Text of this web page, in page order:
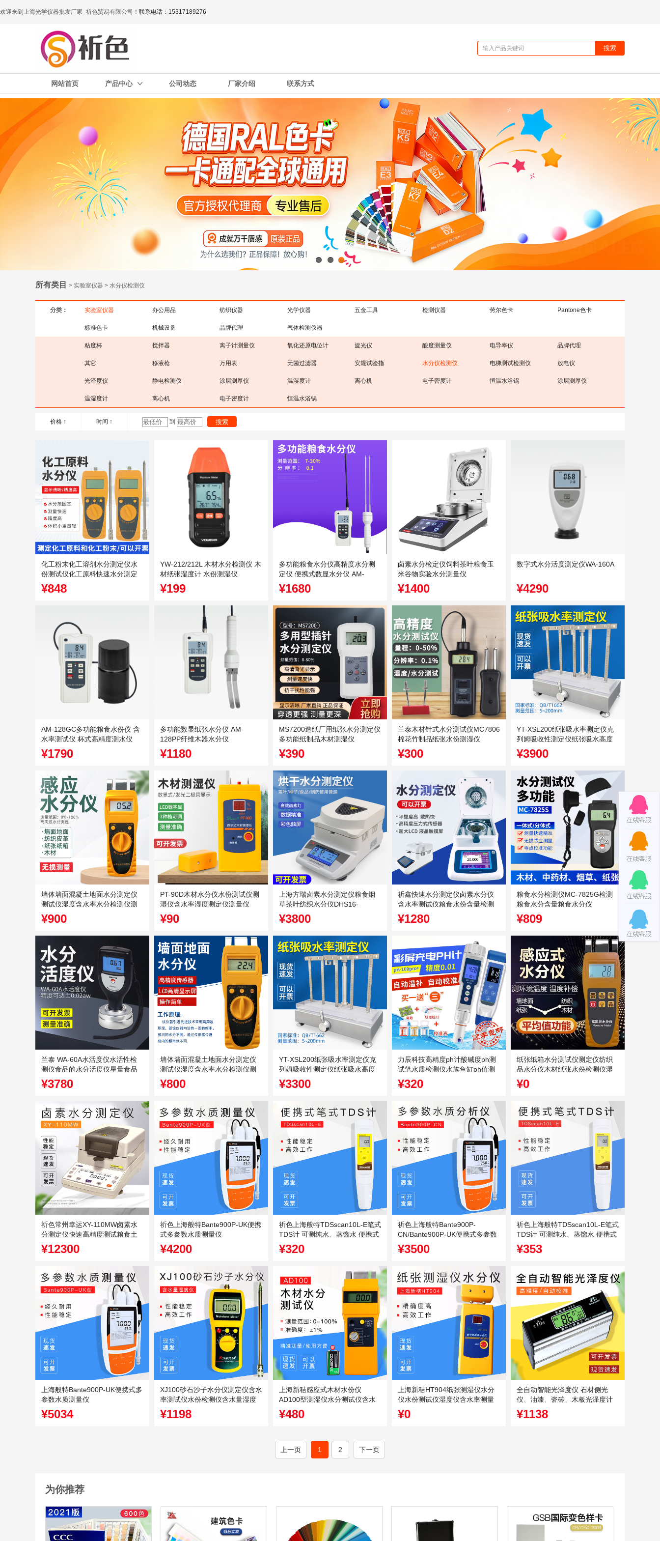
欢迎来到上海光学仪器批发厂家_祈色贸易有限公司！ 联系电话：15317189276
网站首页 产品中心 公司动态 厂家介绍 联系方式
所有类目 > 实验室仪器 > 水分仪检测仪
分类： 实验室仪器 办公用品 纺织仪器 光学仪器 五金工具 检测仪器 劳尔色卡 Pantone色卡
标准色卡 机械设备 品牌代理 气体检测仪器
粘度杯 搅拌器 离子计测量仪 氧化还原电位计 旋光仪 酸度测量仪 电导率仪 品牌代理
其它 移液枪 万用表 无菌过滤器 安规试验指 水分仪检测仪 电梯测试检测仪 放电仪
光泽度仪 静电检测仪 涂层测厚仪 温湿度计 离心机 电子密度计 恒温水浴锅 涂层测厚仪
温湿度计 离心机 电子密度计 恒温水浴锅
价格 ↑ 时间 ↑ 到
化工粉末化工溶剂水分测定仪水
份测试仪化工原料快速水分测定
仪
¥848
YW-212/212L 木材水分检测仪 木
材纸张湿度计 水份测湿仪
¥199
多功能粮食水分仪高精度水分测
定仪 便携式数显水分仪 AM-
128G
¥1680
卤素水分检定仪饲料茶叶粮食玉
米谷物实验水分测量仪
¥1400
数字式水分活度测定仪WA-160A
¥4290
AM-128GC多功能粮食水份仪 含
水率测试仪 杯式高精度测水仪
¥1790
多功能数显纸张水分仪 AM-
128PP纤维木器水分仪
¥1180
MS7200造纸厂用纸张水分测定仪
多功能纸制品木材测湿仪
¥390
兰泰木材针式水分测试仪MC7806
棉花竹制品纸张水份测湿仪
¥300
YT-XSL200纸张吸水率测定仪克
列姆吸收性测定仪纸张吸水高度
测
¥3900
墙体墙面混凝土地面水分测定仪
测试仪湿度含水率水分检测仪测
试仪
¥900
PT-90D木材水分仪水份测试仪测
湿仪含水率湿度测定仪测量仪
¥90
上海方瑞卤素水分测定仪粮食烟
草茶叶纺织水分仪DHS16-
A/DHS16-B
¥3800
祈鑫快速水分测定仪卤素水分仪
含水率测试仪粮食水份含量检测
仪
¥1280
粮食水分检测仪MC-7825G检测
粮食水分含量粮食水分仪
¥809
兰泰 WA-60A水活度仪水活性检
测仪食品的水分活度仪星量食品
水活
¥3780
墙体墙面混凝土地面水分测定仪
测试仪湿度含水率水分检测仪测
试仪
¥800
YT-XSL200纸张吸水率测定仪克
列姆吸收性测定仪纸张吸水高度
测
¥3300
力辰科技高精度ph计酸碱度ph测
试笔水质检测仪水族鱼缸ph值测
试仪
¥320
纸张纸箱水分测试仪测定仪纺织
品水分仪木材纸张水份检测仪湿
度计
¥0
祈色常州幸运XY-110MW卤素水
分测定仪快速高精度测试粮食土
壤谷物水份
¥12300
祈色上海般特Bante900P-UK便携
式多参数水质测量仪
¥4200
祈色上海般特TDSscan10L-E笔式
TDS计 可测纯水、蒸馏水 便携式
TDS计
¥320
祈色上海般特Bante900P-
CN/Bante900P-UK便携式多参数
水质分析仪
¥3500
祈色上海般特TDSscan10L-E笔式
TDS计 可测纯水、蒸馏水 便携式
TDS计
¥353
上海般特Bante900P-UK便携式多
参数水质测量仪
¥5034
XJ100砂石沙子水分仪测定仪含水
率测试仪水份检测仪含水量湿度
仪
¥1198
上海新秸感应式木材水份仪
AD100型测湿仪水分测试仪含水
率测定仪
¥480
上海新秸HT904纸张测湿仪水分
仪水份测试仪湿度仪含水率测量
仪器
¥0
全自动智能光泽度仪 石材侧光
仪、油漆、瓷砖、木板光泽度计
智能
¥1138
上一页 1 2 下一页
为你推荐